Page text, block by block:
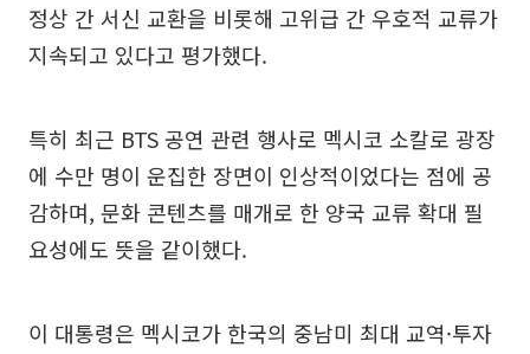
정상 간 서신 교환을 비롯해 고위급 간 우호적 교류가
지속되고 있다고 평가했다.
특히 최근 BTS 공연 관련 행사로 멕시코 소칼로 광장
에 수만 명이 운집한 장면이 인상적이었다는 점에 공
감하며, 문화 콘텐츠를 매개로 한 양국 교류 확대 필
요성에도 뜻을 같이했다.
이 대통령은 멕시코가 한국의 중남미 최대 교역·투자